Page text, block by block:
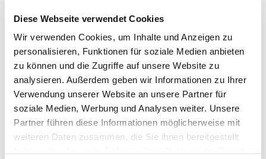
Diese Webseite verwendet Cookies
Wir verwenden Cookies, um Inhalte und Anzeigen zu
personalisieren, Funktionen für soziale Medien anbieten
zu können und die Zugriffe auf unsere Website zu
analysieren. Außerdem geben wir Informationen zu Ihrer
Verwendung unserer Website an unsere Partner für
soziale Medien, Werbung und Analysen weiter. Unsere
Partner führen diese Informationen möglicherweise mit
weiteren Daten zusammen, die Sie ihnen bereitgestellt
Toiletten Wipsch
Bad Ems